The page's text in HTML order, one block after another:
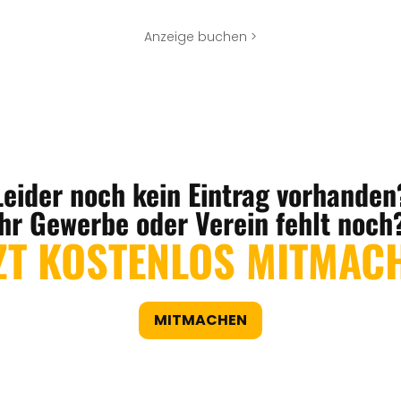
Anzeige buchen >
noch kein Eintrag
Gewerbe oder Verein fehlt
KOSTENLOS
MITMACHEN